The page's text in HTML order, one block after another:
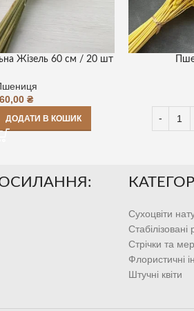
Жізель 60 см / 20 шт
60,00 ₴
ДОДАТИ В КОШИК
Сухоцвіти
Стабілізовані
Стрічки та
Флористичні
Штучні квіти